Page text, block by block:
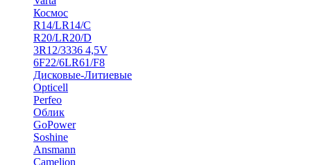
Космос
R14/LR14/C
R20/LR20/D
3R12/3336 4,5V
6F22/6LR61/F8
Дисковые-Литиевые
Opticell
Perfeo
Облик
GoPower
Soshine
Ansmann
Camelion